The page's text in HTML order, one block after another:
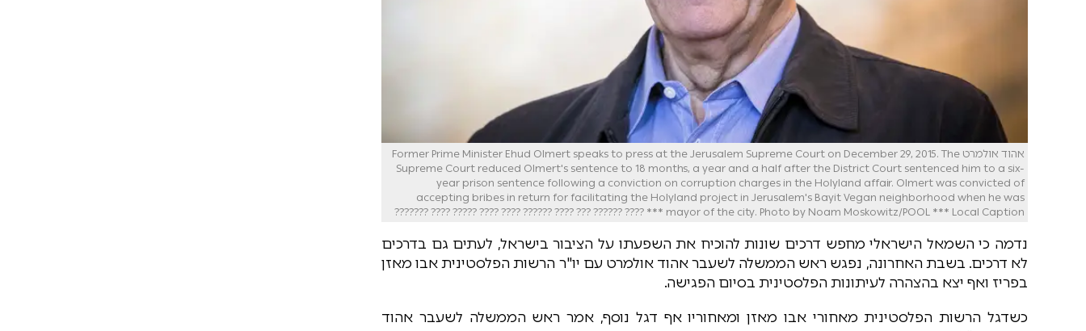
אהוד אולמרט Former Prime Minister Ehud Olmert speaks to press at the Jerusalem Supreme Court on December 29, 2015. The
Supreme Court reduced Olmert's sentence to 18 months, a year and a half after the District Court sentenced him to a six-
year prison sentence following a conviction on corruption charges in the Holyland affair. Olmert was convicted of
accepting bribes in return for facilitating the Holyland project in Jerusalem's Bayit Vegan neighborhood when he was
mayor of the city. Photo by Noam Moskowitz/POOL *** Local Caption *** ???? ?????? ??? ???? ?????? ???? ???? ????? ???? ???????
נדמה כי השמאל הישראלי מחפש דרכים שונות להוכיח את השפעתו על הציבור בישראל, לעתים גם בדרכים
לא דרכים. בשבת האחרונה, נפגש ראש הממשלה לשעבר אהוד אולמרט עם יו"ר הרשות הפלסטינית אבו מאזן
בפריז ואף יצא בהצהרה לעיתונות הפלסטינית בסיום הפגישה.
כשדגל הרשות הפלסטינית מאחורי אבו מאזן ומאחוריו אף דגל נוסף, אמר ראש הממשלה לשעבר אהוד